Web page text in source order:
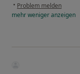
• Problem melden
mehrwenigeranzeigen